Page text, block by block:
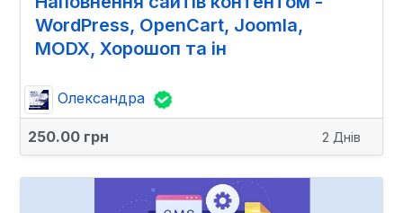
WordPress, OpenCart, Joomla,
MODX, Хорошоп та ін
Олександра
250.00 грн 2 Днів